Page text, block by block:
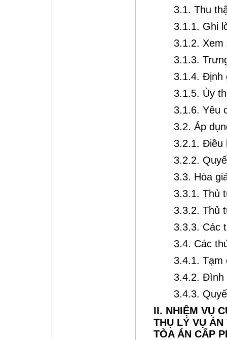
3.1. Thu
3.1.1. Ghi
3.1.2. Xem
3.1.3.
3.1.4. Định
3.1.5. Ủy
3.1.6. Yêu
3.2. Áp
3.2.1. Điều
3.2.2.
3.3. Hòa
3.3.1. Thủ
3.3.2. Thủ
3.3.3. Các
3.4. Các
3.4.1. Tạm
3.4.2. Đình
3.4.3.
II. NHIỆM VỤ
THỤ LÝ VỤ
TÒA ÁN CẤP